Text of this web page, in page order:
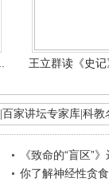
王立群读《史
百家讲坛专家库 科教
《致命的“盲区”
你了解神经性贪